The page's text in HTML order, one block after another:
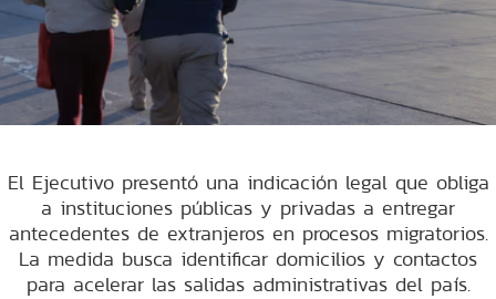
El Ejecutivo presentó una indicación legal que obliga
a instituciones públicas y privadas a entregar
antecedentes de extranjeros en procesos migratorios.
La medida busca identificar domicilios y contactos
para acelerar las salidas administrativas del país.